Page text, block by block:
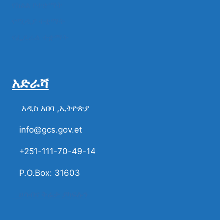
አድራሻ
አዲስ አበባ ,ኢትዮጵያ
info@gcs.gov.et
+251-111-70-49-14
P.O.Box: 31603